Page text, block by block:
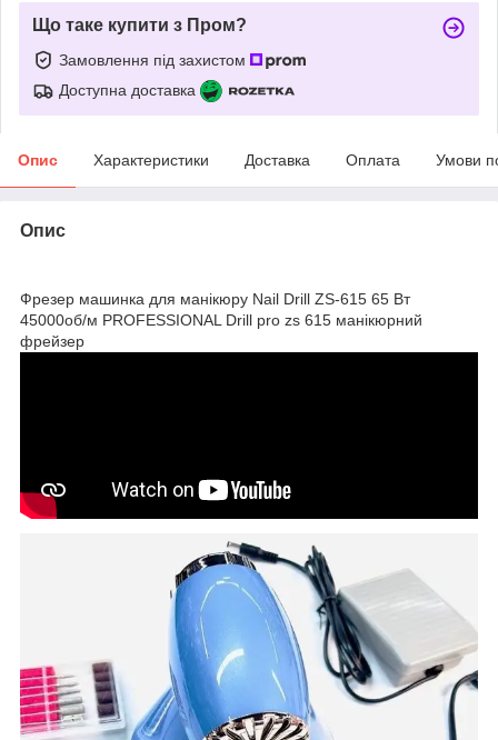
Що таке купити з Пром?
Замовлення під захистом
Доступна доставка
Опис Характеристики Доставка Оплата Умови
Опис
Фрезер машинка для манікюру Nail Drill ZS-615 65 Вт
45000об/м PROFESSIONAL Drill pro zs 615 манікюрний
фрейзер